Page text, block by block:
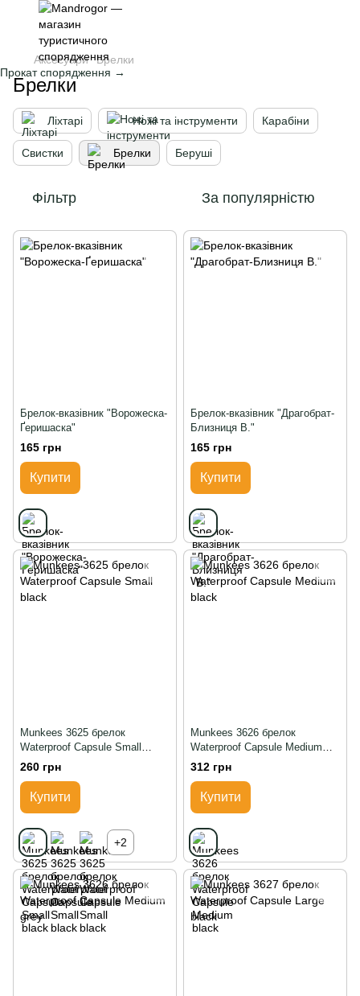
Прокат спорядження →
Аксесуари Брелки
Брелки
Ліхтарі Ножі та інструменти Карабіни
Свистки Брелки Беруші
Фільтр За популярністю
Брелок-вказівник "Ворожеска-
Ґеришаска"
165 грн
Купити
Брелок-вказівник "Драгобрат-
Близниця В."
165 грн
Купити
Munkees 3625 брелок
Waterproof Capsule Small
black, Чорний
260 грн
Купити
+2
Munkees 3626 брелок
Waterproof Capsule Medium
black, Чорний
312 грн
Купити